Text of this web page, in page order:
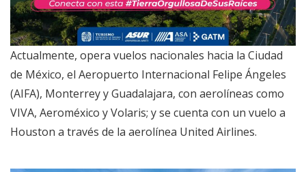
Actualmente, opera vuelos nacionales hacia la Ciudad
de México, el Aeropuerto Internacional Felipe Ángeles
(AIFA), Monterrey y Guadalajara, con aerolíneas como
VIVA, Aeroméxico y Volaris; y se cuenta con un vuelo a
Houston a través de la aerolínea United Airlines.